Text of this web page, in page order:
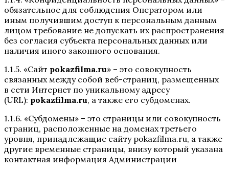
обязательное для соблюдения Оператором или
иным получившим доступ к персональным данным
лицом требование не допускать их распространения
без согласия субъекта персональных данных или
наличия иного законного основания.
1.1.5. «Сайт pokazfilma.ru» – это совокупность
связанных между собой веб-страниц, размещенных
в сети Интернет по уникальному адресу
(URL): pokazfilma.ru, а также его субдоменах.
1.1.6. «Субдомены» – это страницы или совокупность
страниц, расположенные на доменах третьего
уровня, принадлежащие сайту pokazfilma.ru, а также
другие временные страницы, внизу который указана
контактная информация Администрации